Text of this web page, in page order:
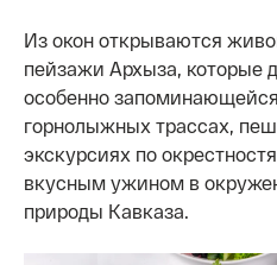
Из окон открываются
пейзажи Архыза, которые
особенно
горнолыжных трассах,
экскурсиях по
вкусным ужином в
природы Кавказа.